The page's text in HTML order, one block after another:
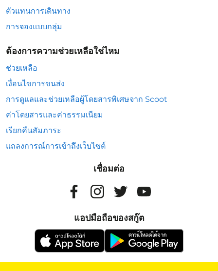
ตัวแทนการเดินทาง
การจองแบบกลุ่ม
ต้องการความช่วยเหลือใช่ไหม
ช่วยเหลือ
เงื่อนไขการขนส่ง
การดูแลและช่วยเหลือผู้โดยสารพิเศษจาก Scoot
ค่าโดยสารและค่าธรรมเนียม
เรียกคืนสัมภาระ
แถลงการณ์การเข้าถึงเว็บไซต์
เชื่อมต่อ
แอปมือถือของสกู๊ต